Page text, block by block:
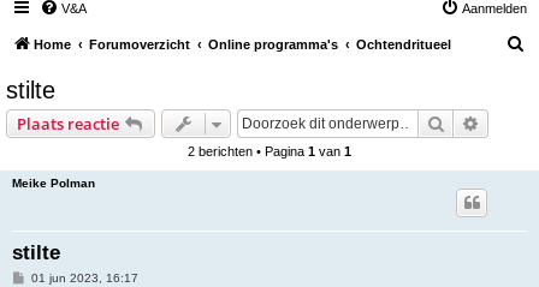
V&A Aanmelden
Home Forumoverzicht Online programma's Ochtendritueel
stilte
Plaats reactie Zoek
2 berichten • Pagina 1 van 1
Meike Polman
stilte
B01 jun 2023, 16:17